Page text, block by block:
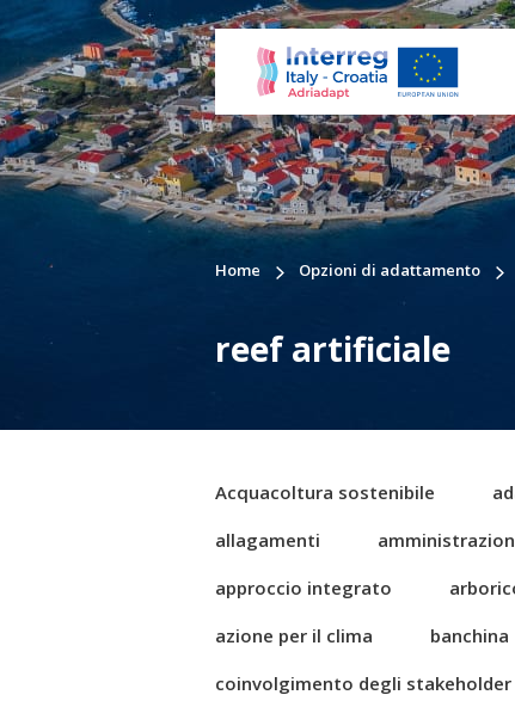
Home Opzioni di adattamento
reef artificiale
Acquacoltura sostenibile
allagamenti
approccio integrato
azione per il clima
banchina
coinvolgimento degli stakeholder